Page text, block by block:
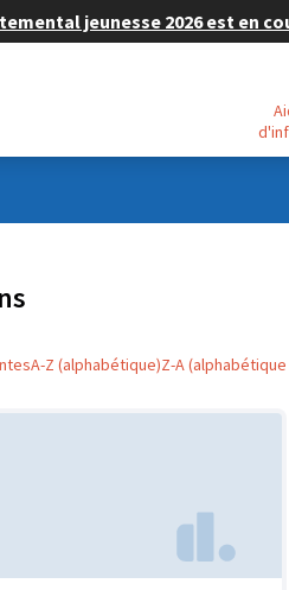
jeunesse 2026 est en
Aide - Plus
A-Z (alphabétique)Z-A